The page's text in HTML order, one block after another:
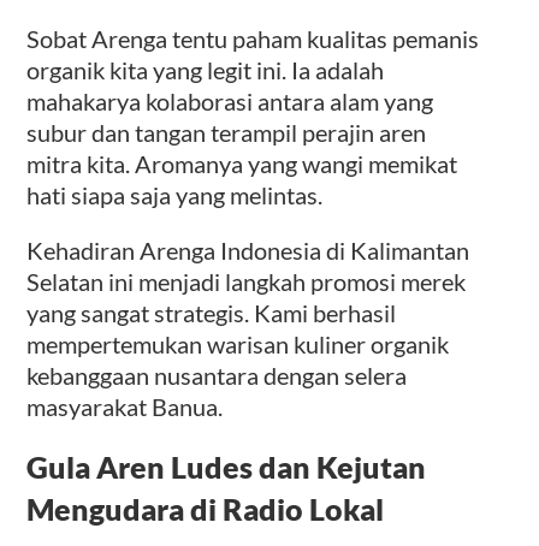
Sobat Arenga tentu paham kualitas pemanis
organik kita yang legit ini. Ia adalah
mahakarya kolaborasi antara alam yang
subur dan tangan terampil perajin aren
mitra kita. Aromanya yang wangi memikat
hati siapa saja yang melintas.
Kehadiran Arenga Indonesia di Kalimantan
Selatan ini menjadi langkah promosi merek
yang sangat strategis. Kami berhasil
mempertemukan warisan kuliner organik
kebanggaan nusantara dengan selera
masyarakat Banua.
Gula Aren Ludes dan Kejutan
Mengudara di Radio Lokal